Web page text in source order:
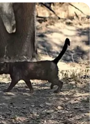
CONTI (4) :
PMU un
(4)suscite un
des résultats
ne doit surtout pas
le répètent